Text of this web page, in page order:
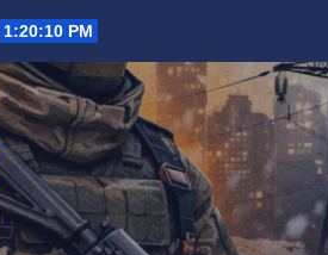
1:20:12 PM